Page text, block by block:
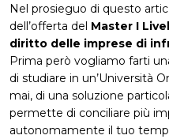
Nel prosieguo di questo
dell’offerta del Master I
diritto delle imprese di
Prima però vogliamo farti
di studiare in un’Università
mai, di una soluzione
permette di conciliare più
autonomamente il tuo